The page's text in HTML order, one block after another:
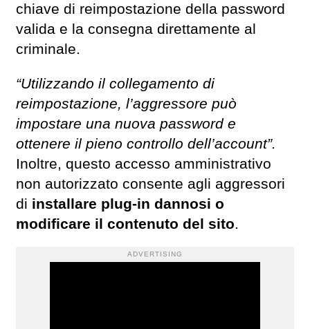
chiave di reimpostazione della password
valida e la consegna direttamente al
criminale.
“Utilizzando il collegamento di
reimpostazione, l’aggressore può
impostare una nuova password e
ottenere il pieno controllo dell’account”.
Inoltre, questo accesso amministrativo
non autorizzato consente agli aggressori
di installare plug-in dannosi o
modificare il contenuto del sito.
ADVERTISING